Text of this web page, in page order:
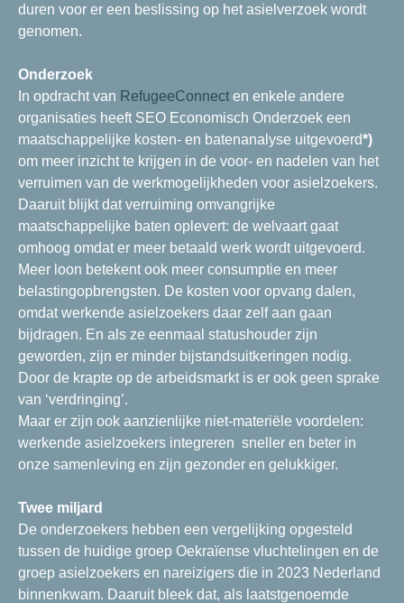
duren voor er een beslissing op het asielverzoek wordt
genomen.
Onderzoek
In opdracht van RefugeeConnect en enkele andere
organisaties heeft SEO Economisch Onderzoek een
maatschappelijke kosten- en batenanalyse uitgevoerd*)
om meer inzicht te krijgen in de voor- en nadelen van het
verruimen van de werkmogelijkheden voor asielzoekers.
Daaruit blijkt dat verruiming omvangrijke
maatschappelijke baten oplevert: de welvaart gaat
omhoog omdat er meer betaald werk wordt uitgevoerd.
Meer loon betekent ook meer consumptie en meer
belastingopbrengsten. De kosten voor opvang dalen,
omdat werkende asielzoekers daar zelf aan gaan
bijdragen. En als ze eenmaal statushouder zijn
geworden, zijn er minder bijstandsuitkeringen nodig.
Door de krapte op de arbeidsmarkt is er ook geen sprake
van ‘verdringing’.
Maar er zijn ook aanzienlijke niet-materiële voordelen:
werkende asielzoekers integreren sneller en beter in
onze samenleving en zijn gezonder en gelukkiger.
Twee miljard
De onderzoekers hebben een vergelijking opgesteld
tussen de huidige groep Oekraïense vluchtelingen en de
groep asielzoekers en nareizigers die in 2023 Nederland
binnenkwam. Daaruit bleek dat, als laatstgenoemde